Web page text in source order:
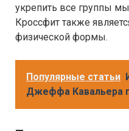
укрепить все группы
Кроссфит также
физической формы.
Популярные статьи
Джеффа Кавальера